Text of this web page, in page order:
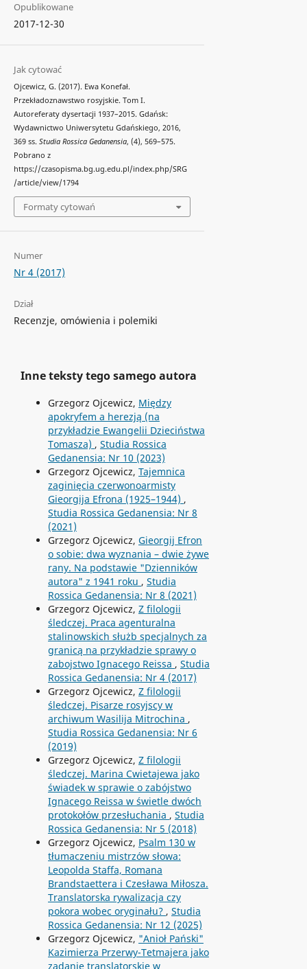
Opublikowane
2017-12-30
Jak cytować
Ojcewicz, G. (2017). Ewa Konefał.
Przekładoznawstwo rosyjskie. Tom I.
Autoreferaty dysertacji 1937–2015. Gdańsk:
Wydawnictwo Uniwersytetu Gdańskiego, 2016,
369 ss. Studia Rossica Gedanensia, (4), 569–575.
Pobrano z
https://czasopisma.bg.ug.edu.pl/index.php/SRG
/article/view/1794
Formaty cytowań
Numer
Nr 4 (2017)
Dział
Recenzje, omówienia i polemiki
Inne teksty tego samego autora
Grzegorz Ojcewicz, Między
apokryfem a herezją (na
przykładzie Ewangelii Dzieciństwa
Tomasza) , Studia Rossica
Gedanensia: Nr 10 (2023)
Grzegorz Ojcewicz, Tajemnica
zaginięcia czerwonoarmisty
Gieorgija Efrona (1925–1944) ,
Studia Rossica Gedanensia: Nr 8
(2021)
Grzegorz Ojcewicz, Gieorgij Efron
o sobie: dwa wyznania – dwie żywe
rany. Na podstawie "Dzienników
autora" z 1941 roku , Studia
Rossica Gedanensia: Nr 8 (2021)
Grzegorz Ojcewicz, Z filologii
śledczej. Praca agenturalna
stalinowskich służb specjalnych za
granicą na przykładzie sprawy o
zabojstwo Ignacego Reissa , Studia
Rossica Gedanensia: Nr 4 (2017)
Grzegorz Ojcewicz, Z filologii
śledczej. Pisarze rosyjscy w
archiwum Wasilija Mitrochina ,
Studia Rossica Gedanensia: Nr 6
(2019)
Grzegorz Ojcewicz, Z filologii
śledczej. Marina Cwietajewa jako
świadek w sprawie o zabójstwo
Ignacego Reissa w świetle dwóch
protokołów przesłuchania , Studia
Rossica Gedanensia: Nr 5 (2018)
Grzegorz Ojcewicz, Psalm 130 w
tłumaczeniu mistrzów słowa:
Leopolda Staffa, Romana
Brandstaettera i Czesława Miłosza.
Translatorska rywalizacja czy
pokora wobec oryginału? , Studia
Rossica Gedanensia: Nr 12 (2025)
Grzegorz Ojcewicz, "Anioł Pański"
Kazimierza Przerwy-Tetmajera jako
zadanie translatorskie w